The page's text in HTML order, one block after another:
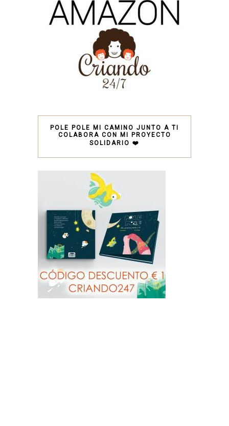
POLE POLE MI CAMINO JUNTO A TI
COLABORA CON MI PROYECTO
SOLIDARIO ❤️